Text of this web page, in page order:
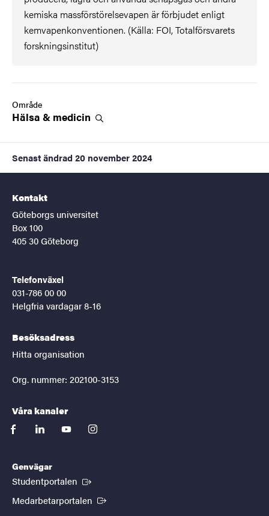
kemiska massförstörelsevapen är förbjudet enligt
kemvapenkonventionen. (Källa: FOI, Totalförsvarets
forskningsinstitut)
Område
Hälsa & medicin
Senast ändrad 20 november 2024
Kontakt
Göteborgs universitet
Box 100
405 30 Göteborg
Telefonväxel
031-786 00 00
Helgfria vardagar 8-16
Besöksadress
Hitta organisation
Org. nummer: 202100-3153
Våra kanaler
facebooklinkedinyoutubeinstagram
Genvägar
Studentportalen (Extern länk)
Medarbetarportalen (Extern länk)